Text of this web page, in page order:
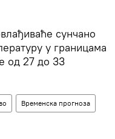
сунчано
у границама
од 27 до 33
Временска прогноза